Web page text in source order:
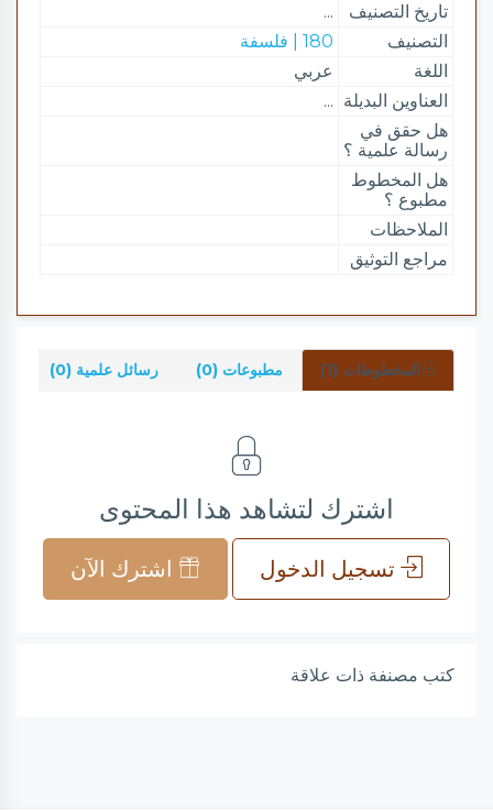
تاريخ التصنيف
...
التصنيف
180 | فلسفة
اللغة
عربي
العناوين البديلة ...
هل حقق في
رسالة علمية ؟
هل المخطوط
مطبوع ؟
الملاحظات
مراجع التوثيق
المخطوطات (1) مطبوعات (0) رسائل علمية (0)
اشترك لتشاهد هذا المحتوى
تسجيل الدخول اشترك الآن
كتب مصنفة ذات علاقة